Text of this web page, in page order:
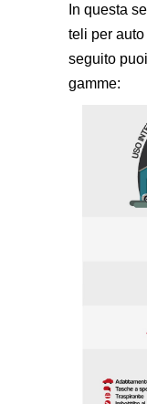
In questa
teli per
seguito
gamme: